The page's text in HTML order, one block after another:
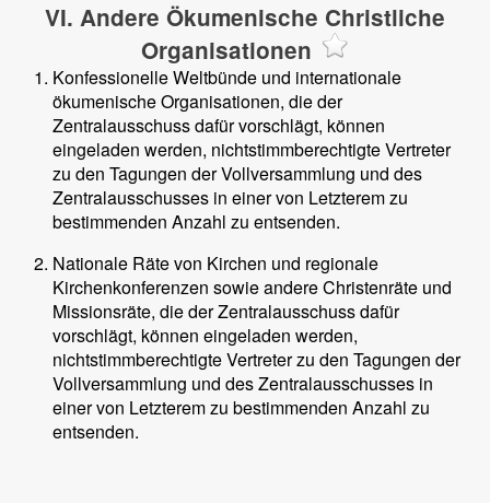
VI. Andere Ökumenische Christliche
Organisationen
Konfessionelle Weltbünde und internationale
ökumenische Organisationen, die der
Zentralausschuss dafür vorschlägt, können
eingeladen werden, nichtstimmberechtigte Vertreter
zu den Tagungen der Vollversammlung und des
Zentralausschusses in einer von Letzterem zu
bestimmenden Anzahl zu entsenden.
Nationale Räte von Kirchen und regionale
Kirchenkonferenzen sowie andere Christenräte und
Missionsräte, die der Zentralausschuss dafür
vorschlägt, können eingeladen werden,
nichtstimmberechtigte Vertreter zu den Tagungen der
Vollversammlung und des Zentralausschusses in
einer von Letzterem zu bestimmenden Anzahl zu
entsenden.